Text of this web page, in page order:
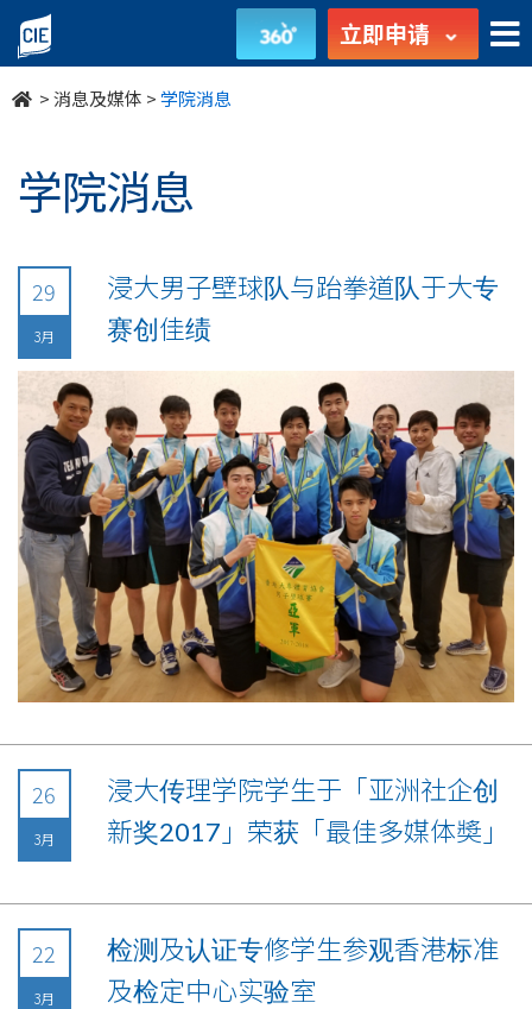
undefined 立即申请
>消息及媒体 >学院消息
学院消息
29
3月
浸大男子壁球队与跆拳道队于大专
赛创佳绩
26
3月
浸大传理学院学生于「亚洲社企创
新奖2017」荣获「最佳多媒体奬」
22
3月
检测及认证专修学生参观香港标准
及检定中心实验室